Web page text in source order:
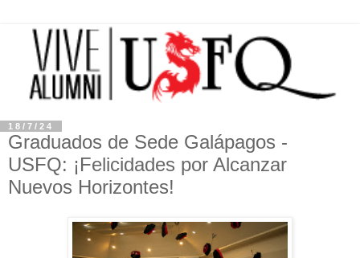
18/7/24
Graduados de Sede Galápagos -
USFQ: ¡Felicidades por Alcanzar
Nuevos Horizontes!